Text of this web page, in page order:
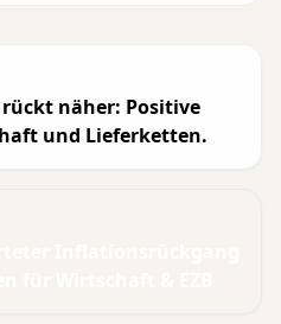
rückt näher: Positive
und Lieferketten.